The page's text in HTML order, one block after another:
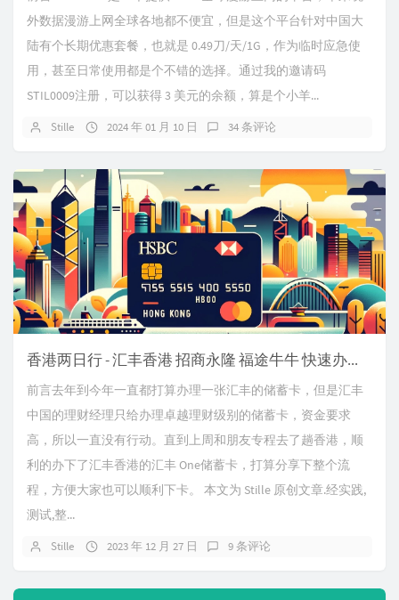
外数据漫游上网全球各地都不便宜，但是这个平台针对中国大
陆有个长期优惠套餐，也就是 0.49刀/天/1G，作为临时应急使
用，甚至日常使用都是个不错的选择。通过我的邀请码
STIL0009注册，可以获得 3 美元的余额，算是个小羊...
Stille 2024 年 01 月 10 日 34 条评论
香港两日行 - 汇丰香港 招商永隆 福途牛牛 快速办卡经验分享
前言去年到今年一直都打算办理一张汇丰的储蓄卡，但是汇丰
中国的理财经理只给办理卓越理财级别的储蓄卡，资金要求
高，所以一直没有行动。直到上周和朋友专程去了趟香港，顺
利的办下了汇丰香港的汇丰 One储蓄卡，打算分享下整个流
程，方便大家也可以顺利下卡。 本文为 Stille 原创文章.经实践,
测试,整...
Stille 2023 年 12 月 27 日 9 条评论